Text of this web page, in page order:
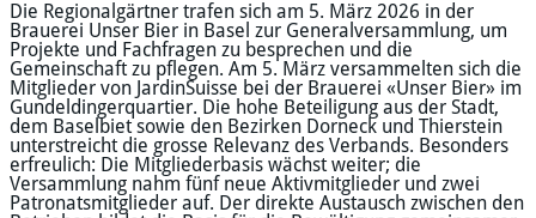
​Die Regionalgärtner trafen sich am 5. März 2026 in der
Brauerei Unser Bier in Basel zur Generalversammlung, um
Projekte und Fachfragen zu besprechen und die
Gemeinschaft zu pflegen. Am 5. März versammelten sich die
Mitglieder von JardinSuisse bei der Brauerei «Unser Bier» im
Gundeldingerquartier. Die hohe Beteiligung aus der Stadt,
dem Baselbiet sowie den Bezirken Dorneck und Thierstein
unterstreicht die grosse Relevanz des Verbands. Besonders
erfreulich: Die Mitgliederbasis wächst weiter; die
Versammlung nahm fünf neue Aktivmitglieder und zwei
Patronatsmitglieder auf. Der direkte Austausch zwischen den